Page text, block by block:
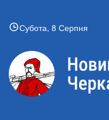
Субота, 8 Серпня